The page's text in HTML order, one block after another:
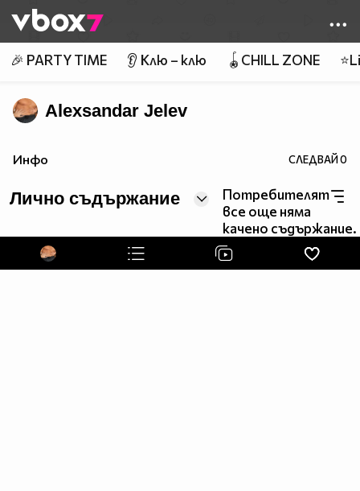
👾
🎉 PARTY TIME 👂 Клю – клю 🪀CHILL ZONE
Alexsandar Jelev
Инфо СЛЕДВАЙ0
Лично съдържание
Потребителят
все още няма
качено съдържание.